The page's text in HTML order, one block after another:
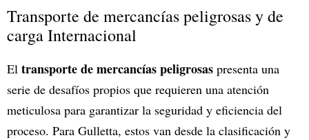
Transporte de mercancías peligrosas y de
carga Internacional
El transporte de mercancías peligrosas presenta una
serie de desafíos propios que requieren una atención
meticulosa para garantizar la seguridad y eficiencia del
proceso. Para Gulletta, estos van desde la clasificación y